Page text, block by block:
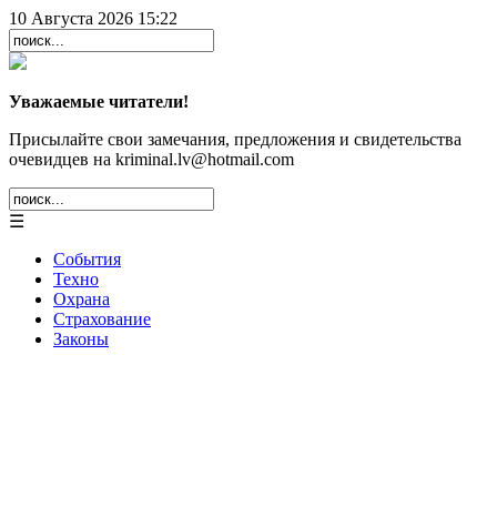
10 Августа 2026 15:22
Уважаемые читатели!
Присылайте свои замечания, предложения и свидетельства
очевидцев на kriminal.lv@hotmail.com
☰
События
Техно
Охрана
Страхование
Законы